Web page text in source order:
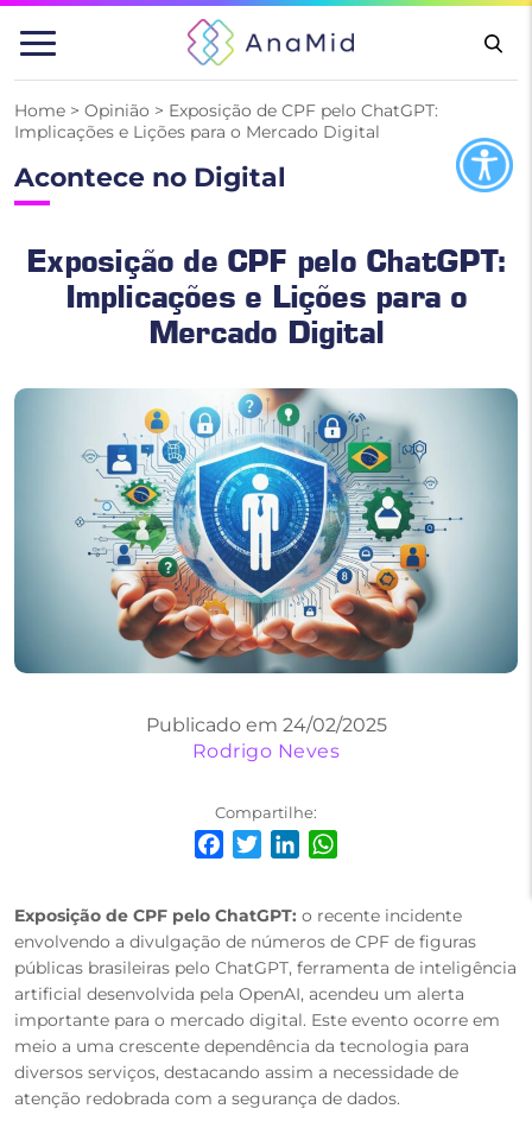
Pular
para
Home > Opinião > Exposição de CPF pelo ChatGPT:
Implicações e Lições para o Mercado Digital
Acontece no Digital
Exposição de CPF pelo ChatGPT:
Implicações e Lições para o
Mercado Digital
Publicado em 24/02/2025
Rodrigo Neves
Compartilhe:
Exposição de CPF pelo ChatGPT: o recente incidente
envolvendo a divulgação de números de CPF de figuras
públicas brasileiras pelo ChatGPT, ferramenta de inteligência
artificial desenvolvida pela OpenAI, acendeu um alerta
importante para o mercado digital. Este evento ocorre em
meio a uma crescente dependência da tecnologia para
diversos serviços, destacando assim a necessidade de
atenção redobrada com a segurança de dados.